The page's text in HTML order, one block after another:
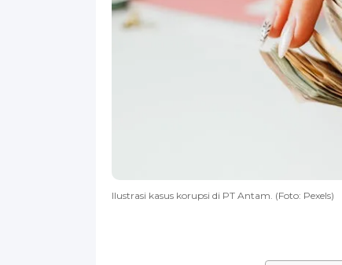
Ilustrasi kasus korupsi di PT Antam. (Foto: Pexels)